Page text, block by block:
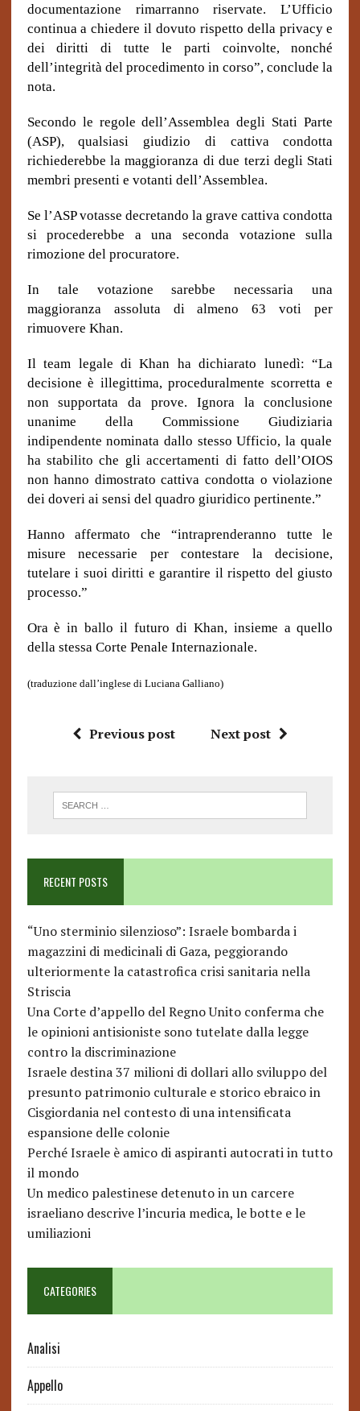
documentazione rimarranno riservate. L’Ufficio
continua a chiedere il dovuto rispetto della privacy e
dei diritti di tutte le parti coinvolte, nonché
dell’integrità del procedimento in corso”, conclude la
nota.
Secondo le regole dell’Assemblea degli Stati Parte
(ASP), qualsiasi giudizio di cattiva condotta
richiederebbe la maggioranza di due terzi degli Stati
membri presenti e votanti dell’Assemblea.
Se l’ASP votasse decretando la grave cattiva condotta
si procederebbe a una seconda votazione sulla
rimozione del procuratore.
In tale votazione sarebbe necessaria una
maggioranza assoluta di almeno 63 voti per
rimuovere Khan.
Il team legale di Khan ha dichiarato lunedì: “La
decisione è illegittima, proceduralmente scorretta e
non supportata da prove. Ignora la conclusione
unanime della Commissione Giudiziaria
indipendente nominata dallo stesso Ufficio,la quale
ha stabilito che gli accertamenti di fatto dell’OIOS
non hanno dimostrato cattiva condotta o violazione
dei doveri ai sensi del quadro giuridico pertinente.”
Hanno affermato che “intraprenderanno tutte le
misure necessarie per contestare la decisione,
tutelare i suoidiritti e garantire il rispetto del giusto
processo.”
Ora è in ballo il futuro di Khan, insieme a quello
della stessa Corte Penale Internazionale.
(traduzione dall’inglese di Luciana Galliano)
Previous post Next post
RECENT POSTS
“Uno sterminio silenzioso”: Israele bombarda i
magazzini di medicinali di Gaza, peggiorando
ulteriormente la catastrofica crisi sanitaria nella
Striscia
Una Corte d’appello del Regno Unito conferma che
le opinioni antisioniste sono tutelate dalla legge
contro la discriminazione
Israele destina 37 milioni di dollari allo sviluppo del
presunto patrimonio culturale e storico ebraico in
Cisgiordania nel contesto di una intensificata
espansione delle colonie
Perché Israele è amico di aspiranti autocrati in tutto
il mondo
Un medico palestinese detenuto in un carcere
israeliano descrive l’incuria medica, le botte e le
umiliazioni
CATEGORIES
Analisi
Appello